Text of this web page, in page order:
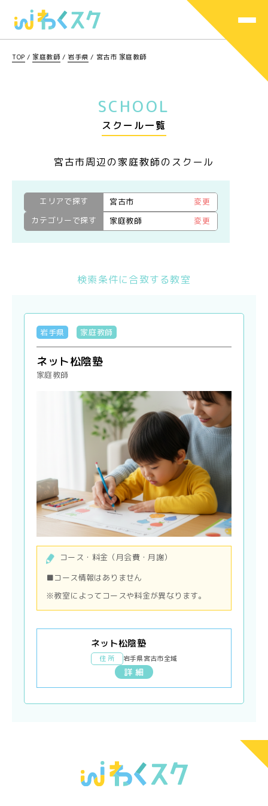
TOP / 家庭教師 / 岩手県 / 宮古市 家庭教師
SCHOOL
スクール一覧
宮古市周辺の家庭教師のスクール
エリアで探す 宮古市
変更
カテゴリーで探す
家庭教師 変更
検索条件に合致する教室
岩手県 家庭教師
ネット松陰塾
家庭教師
コース・料金（月会費・月謝）
■コース情報はありません
※教室によってコースや料金が異なります。
ネット松陰塾
住 所 岩手県宮古市全域
詳 細